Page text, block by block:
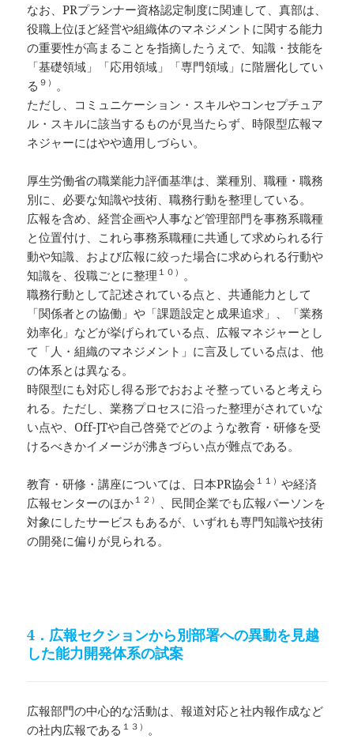
なお、PRプランナー資格認定制度に関連して、真部は、
役職上位ほど経営や組織体のマネジメントに関する能力
の重要性が高まることを指摘したうえで、知識・技能を
「基礎領域」「応用領域」「専門領域」に階層化してい
る ９） 。
ただし、コミュニケーション・スキルやコンセプチュア
ル・スキルに該当するものが見当たらず、時限型広報マ
ネジャーにはやや適用しづらい。
厚生労働省の職業能力評価基準は、業種別、職種・職務
別に、必要な知識や技術、職務行動を整理している。
広報を含め、経営企画や人事など管理部門を事務系職種
と位置付け、これら事務系職種に共通して求められる行
動や知識、および広報に絞った場合に求められる行動や
知識を、役職ごとに整理 １０） 。
職務行動として記述されている点と、共通能力として
「関係者との協働」や「課題設定と成果追求」、「業務
効率化」などが挙げられている点、広報マネジャーとし
て「人・組織のマネジメント」に言及している点は、他
の体系とは異なる。
時限型にも対応し得る形でおおよそ整っていると考えら
れる。ただし、業務プロセスに沿った整理がされていな
い点や、Off-JTや自己啓発でどのような教育・研修を受
けるべきかイメージが沸きづらい点が難点である。
教育・研修・講座については、日本PR協会 １１） や経済
広報センターのほか １２）
、民間企業でも広報パーソンを
対象にしたサービスもあるが、いずれも専門知識や技術
の開発に偏りが見られる。
4．広報セクションから別部署への異動を見越
した能力開発体系の試案
広報部門の中心的な活動は、報道対応と社内報作成など
の社内広報である １３） 。